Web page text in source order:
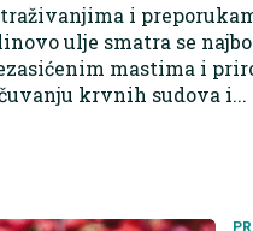
i
ulje smatra se
mastima i
krvnih sudova i...